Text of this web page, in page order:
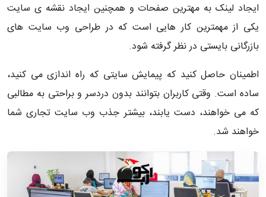
ایجاد لینک به مهترین صفحات و همچنین ایجاد نقشه ی سایت
یکی از مهمترین کار هایی است که در طراحی وب سایت های
بازرگانی بایستی در نظر گرفته شود.
اطمینان حاصل کنید که پیمایش سایتی که راه اندازی می کنید،
ساده است. وقتی کاربران بتوانند بدون دردسر و براحتی به مطالبی
که می خواهند، دست یابند، بیشتر جذب وب سایت تجاری شما
خواهند شد.